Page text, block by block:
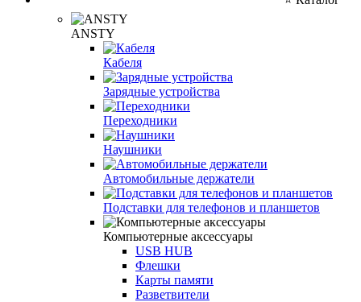
ANSTY
Кабеля
Зарядные устройства
Переходники
Наушники
Автомобильные держатели
Подставки для телефонов и планшетов
Компьютерные аксессуары
USB HUB
Флешки
Карты памяти
Разветвители